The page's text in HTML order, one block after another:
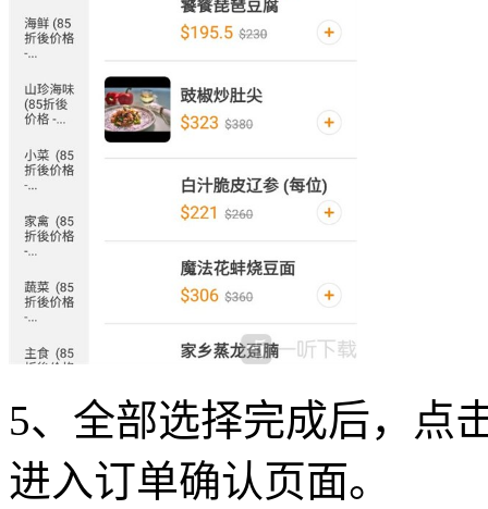
5、全部选择完成后，点
进入订单确认页面。